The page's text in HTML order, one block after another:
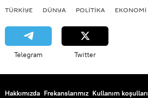
TÜRKIYE DÜNYA POLİTİKA EKONOMİ
Telegram Twitter
Hakkımızda Frekanslarımız Kullanım koşulları